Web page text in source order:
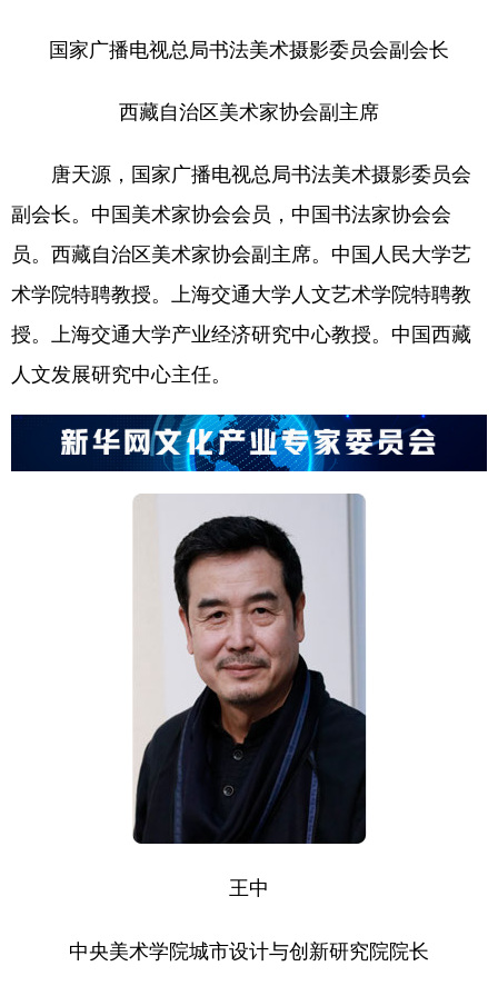
国家广播电视总局书法美术摄影委员会副会长
西藏自治区美术家协会副主席
唐天源，国家广播电视总局书法美术摄影委员会
副会长。中国美术家协会会员，中国书法家协会会
员。西藏自治区美术家协会副主席。中国人民大学艺
术学院特聘教授。上海交通大学人文艺术学院特聘教
授。上海交通大学产业经济研究中心教授。中国西藏
人文发展研究中心主任。
王中
中央美术学院城市设计与创新研究院院长